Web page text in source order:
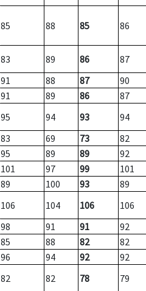
85 88 85 86
83 89 86
87
91 88 87
90
91 89 86
87
95 94 93
94
83 69 73
82
95 89 89
92
101 97 99
101
89 100 93
89
106 104 106
106
98 91 91
92
85 88 82
82
96 94 92
92
82 82 78
79